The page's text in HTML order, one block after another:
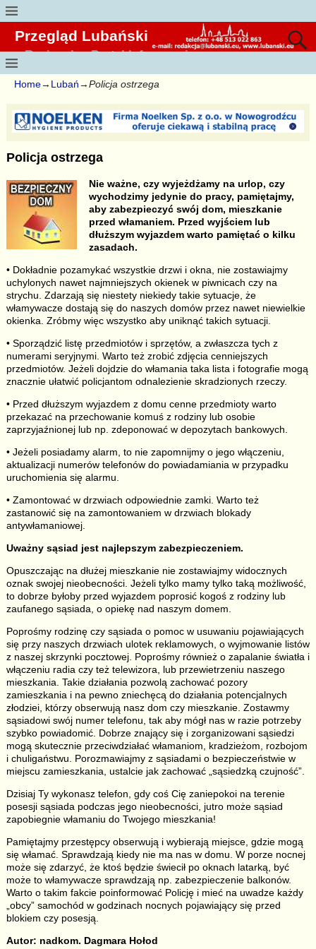
Przegląd Lubański
Regionalny Portal Informacyjny
Home→ Lubań→Policja ostrzega
Policja ostrzega
Nie ważne, czy wyjeżdżamy na urlop, czy
wychodzimy jedynie do pracy, pamiętajmy,
aby zabezpieczyć swój dom, mieszkanie
przed włamaniem. Przed wyjściem lub
dłuższym wyjazdem warto pamiętać o kilku
zasadach.
• Dokładnie pozamykać wszystkie drzwi i okna, nie zostawiajmy
uchylonych nawet najmniejszych okienek w piwnicach czy na
strychu. Zdarzają się niestety niekiedy takie sytuacje, że
włamywacze dostają się do naszych domów przez nawet niewielkie
okienka. Zróbmy więc wszystko aby uniknąć takich sytuacji.
• Sporządzić listę przedmiotów i sprzętów, a zwłaszcza tych z
numerami seryjnymi. Warto też zrobić zdjęcia cenniejszych
przedmiotów. Jeżeli dojdzie do włamania taka lista i fotografie mogą
znacznie ułatwić policjantom odnalezienie skradzionych rzeczy.
• Przed dłuższym wyjazdem z domu cenne przedmioty warto
przekazać na przechowanie komuś z rodziny lub osobie
zaprzyjaźnionej lub np. zdeponować w depozytach bankowych.
• Jeżeli posiadamy alarm, to nie zapomnijmy o jego włączeniu,
aktualizacji numerów telefonów do powiadamiania w przypadku
uruchomienia się alarmu.
• Zamontować w drzwiach odpowiednie zamki. Warto też
zastanowić się na zamontowaniem w drzwiach blokady
antywłamaniowej.
Uważny sąsiad jest najlepszym zabezpieczeniem.
Opuszczając na dłużej mieszkanie nie zostawiajmy widocznych
oznak swojej nieobecności. Jeżeli tylko mamy tylko taką możliwość,
to dobrze byłoby przed wyjazdem poprosić kogoś z rodziny lub
zaufanego sąsiada, o opiekę nad naszym domem.
Poprośmy rodzinę czy sąsiada o pomoc w usuwaniu pojawiających
się przy naszych drzwiach ulotek reklamowych, o wyjmowanie listów
z naszej skrzynki pocztowej. Poprośmy również o zapalanie światła i
włączeniu radia czy też telewizora, lub przewietrzeniu naszego
mieszkania. Takie działania pozwolą zachować pozory
zamieszkania i na pewno zniechęcą do działania potencjalnych
złodziei, którzy obserwują nasz dom czy mieszkanie. Zostawmy
sąsiadowi swój numer telefonu, tak aby mógł nas w razie potrzeby
szybko powiadomić. Dobrze znający się i zorganizowani sąsiedzi
mogą skutecznie przeciwdziałać włamaniom, kradzieżom, rozbojom
i chuligaństwu. Porozmawiajmy z sąsiadami o bezpieczeństwie w
miejscu zamieszkania, ustalcie jak zachować „sąsiedzką czujność”.
Dzisiaj Ty wykonasz telefon, gdy coś Cię zaniepokoi na terenie
posesji sąsiada podczas jego nieobecności, jutro może sąsiad
zapobiegnie włamaniu do Twojego mieszkania!
Pamiętajmy przestępcy obserwują i wybierają miejsce, gdzie mogą
się włamać. Sprawdzają kiedy nie ma nas w domu. W porze nocnej
może się zdarzyć, że ktoś będzie świecił po oknach latarką, być
może to włamywacze sprawdzają np. zabezpieczenie balkonów.
Warto o takim fakcie poinformować Policję i mieć na uwadze każdy
„obcy” samochód w godzinach nocnych pojawiający się przed
blokiem czy posesją.
Autor: nadkom. Dagmara Hołod